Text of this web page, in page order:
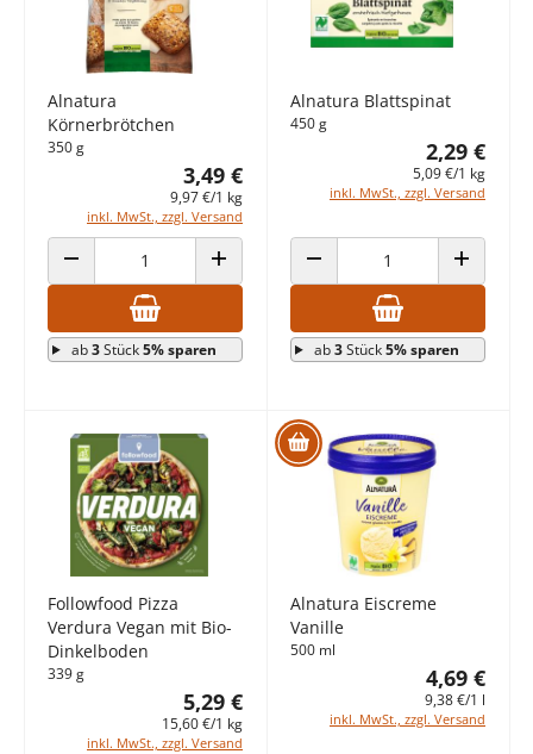
Alnatura
Körnerbrötchen
350 g
3,49 €
9,97 €/1 kg
inkl. MwSt., zzgl. Versand
ANZAHL VERRINGERN ANZAHL ERHÖHEN
ab3Stück5% sparen
Alnatura Blattspinat
450 g
2,29 €
5,09 €/1 kg
inkl. MwSt., zzgl. Versand
ANZAHL VERRINGERN ANZAHL
ab3Stück5% sparen
Followfood Pizza
Verdura Vegan mit Bio-
Dinkelboden
339 g
5,29 €
15,60 €/1 kg
inkl. MwSt., zzgl. Versand
Alnatura Eiscreme
Vanille
500 ml
4,69 €
9,38 €/1 l
inkl. MwSt., zzgl. Versand